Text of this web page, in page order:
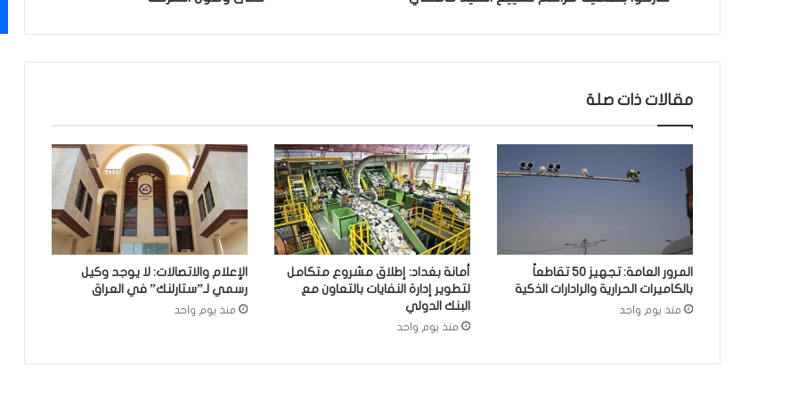
:
0
إ
ع
ل
م
ي
ع
ر
ا
ق
ي
ج
م
ر
ق
ة
و
ت
ح
ا
ص
ر
ا
و
مقالات ذات صلة
المرور العامة: تجهيز 50 تقاطعاً
بالكاميرات الحرارية والرادارات الذكية
منذ يوم واحد
أمانة بغداد: إطلاق مشروع متكامل
لتطوير إدارة النفايات بالتعاون مع
البنك الدولي
منذ يوم واحد
الإعلام والاتصالات: لا يوجد وكيل
رسمي لـ”ستارلنك” في العراق
منذ يوم واحد